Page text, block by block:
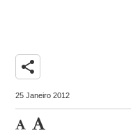
share
25 Janeiro 2012